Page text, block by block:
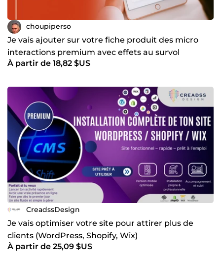
choupiperso
Je vais ajouter sur votre fiche produit des micro
interactions premium avec effets au survol
animations
À partir de 18,82 $US
CreadssDesign
Je vais optimiser votre site pour attirer plus de
clients (WordPress, Shopify, Wix)
À partir de 25,09 $US